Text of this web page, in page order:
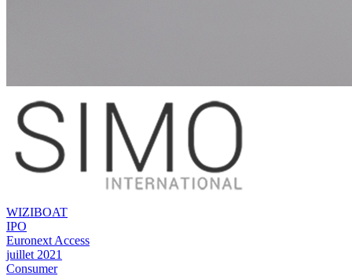
WIZIBOAT
IPO
Euronext Access
juillet 2021
Consumer